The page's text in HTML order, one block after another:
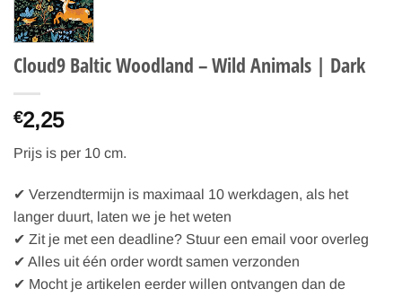
Cloud9 Baltic Woodland – Wild Animals | Dark
€2,25
Prijs is per 10 cm.
✔ Verzendtermijn is maximaal 10 werkdagen, als het
langer duurt, laten we je het weten
✔ Zit je met een deadline? Stuur een email voor overleg
✔ Alles uit één order wordt samen verzonden
✔ Mocht je artikelen eerder willen ontvangen dan de